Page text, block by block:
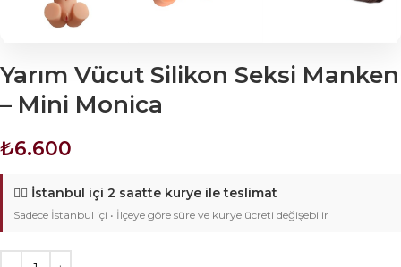
Yarım Vücut Silikon Seksi Manken
– Mini Monica
₺6.600
🚴‍♂️ İstanbul içi 2 saatte kurye ile teslimat
Sadece İstanbul içi • İlçeye göre süre ve kurye ücreti değişebilir